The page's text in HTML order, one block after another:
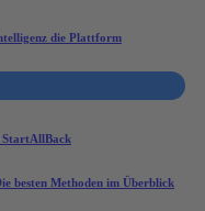
die Plattform
StartAllBack
besten Methoden im Überblick